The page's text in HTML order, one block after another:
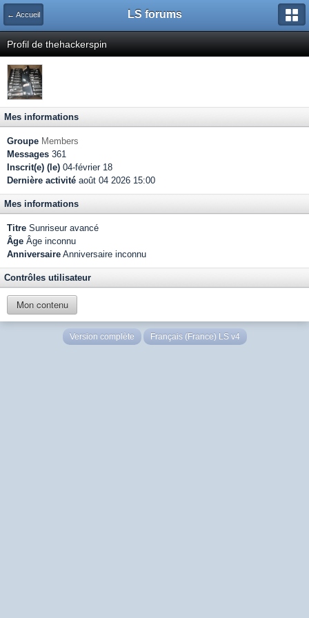
← Accueil LS forums
Profil de thehackerspin
Mes informations
Groupe Members
Messages 361
Inscrit(e) (le) 04-février 18
Dernière activité août 04 2026 15:00
Mes informations
Titre Sunriseur avancé
Âge Âge inconnu
Anniversaire Anniversaire inconnu
Contrôles utilisateur
Mon contenu
Version complète Français (France) LS v4